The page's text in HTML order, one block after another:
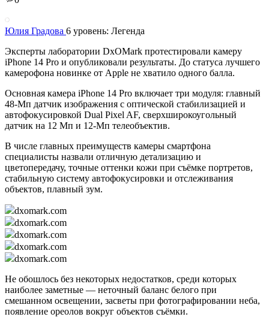
Юлия Градова 6 уровень: Легенда
Эксперты лаборатории DxOMark протестировали камеру
iPhone 14 Pro и опубликовали результаты. До статуса лучшего
камерофона новинке от Apple не хватило одного балла.
Основная камера iPhone 14 Pro включает три модуля: главный
48-Мп датчик изображения с оптической стабилизацией и
автофокусировкой Dual Pixel AF, сверхширокоугольный
датчик на 12 Мп и 12-Мп телеобъектив.
В числе главных преимуществ камеры смартфона
специалисты назвали отличную детализацию и
цветопередачу, точные оттенки кожи при съёмке портретов,
стабильную систему автофокусировки и отслеживания
объектов, плавный зум.
dxomark.com
dxomark.com
dxomark.com
dxomark.com
dxomark.com
Не обошлось без некоторых недостатков, среди которых
наиболее заметные — неточный баланс белого при
смешанном освещении, засветы при фотографировании неба,
появление ореолов вокруг объектов съёмки.